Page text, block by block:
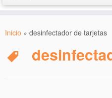
Inicio » desinfectador de tarjetas